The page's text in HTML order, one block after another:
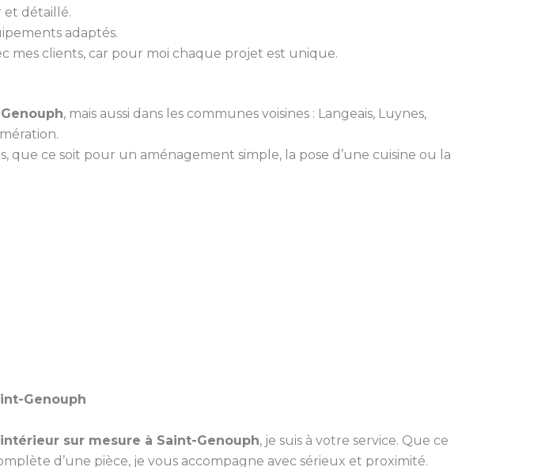
et détaillé.
adaptés.
mes clients, car pour moi chaque projet est unique.
, mais aussi dans les communes voisines : Langeais, Luynes,
ce soit pour un aménagement simple, la pose d’une cuisine ou la
Genouph
intérieur sur mesure à Saint-Genouph, je suis à votre service. Que ce
d’une pièce, je vous accompagne avec sérieux et proximité.